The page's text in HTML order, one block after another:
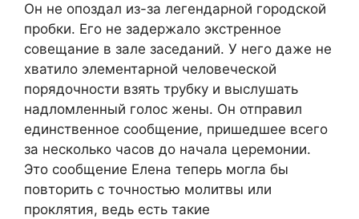
Он не опоздал из-за легендарной городской
пробки. Его не задержало экстренное
совещание в зале заседаний. У него даже не
хватило элементарной человеческой
порядочности взять трубку и выслушать
надломленный голос жены. Он отправил
единственное сообщение, пришедшее всего
за несколько часов до начала церемонии.
Это сообщение Елена теперь могла бы
повторить с точностью молитвы или
проклятия, ведь есть такие